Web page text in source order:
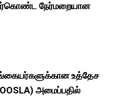
நேர்மறையான
உத்தேச
அமைப்பதில்